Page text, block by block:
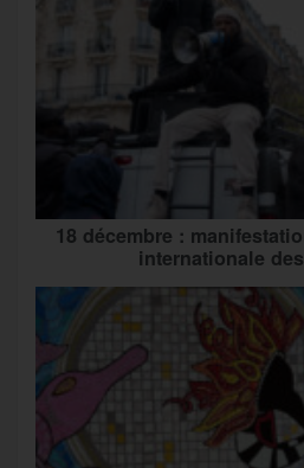
18 décembre :
internationale